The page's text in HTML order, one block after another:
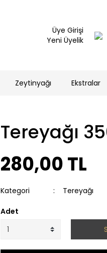
Üye Girişi
Yeni Üyelik
Zeytinyağı Ekstralar
Tereyağı
280,00 TL
Kategori Tereyağı
Adet